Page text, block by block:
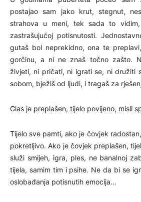
postajao sam jako krut, stegnut,
strahova u meni, tek sada to
zastrašujućoj potisnutosti.
gutaš bol neprekidno, ona te
gorčinu, a ni ne znaš točno zašto.
živjeti, ni pričati, ni igrati se, ni družiti
sobom, bježiš od ljudi, i tragaš za
Glas je preplašen, tijelo povijeno, misli
Tijelo sve pamti, ako je čovjek
pokretljivo. Ako je čovjek preplašen,
služi smijeh, igra, ples, ne banalnoj
tijela, samim tim i psihe. Ne da bi se
oslobađanja potisnutih emocija…